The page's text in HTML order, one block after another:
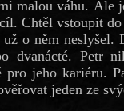
malou váhu. Ale
Chtěl vstoupit
o něm neslyšel.
dvanácté. Petr
pro jeho kariéru.
jeden ze